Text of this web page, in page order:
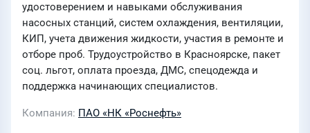
удостоверением и навыками обслуживания
насосных станций, систем охлаждения, вентиляции,
КИП, учета движения жидкости, участия в ремонте и
отборе проб. Трудоустройство в Красноярске, пакет
соц. льгот, оплата проезда, ДМС, спецодежда и
поддержка начинающих специалистов.
Компания ПАО «НК «Роснефть»